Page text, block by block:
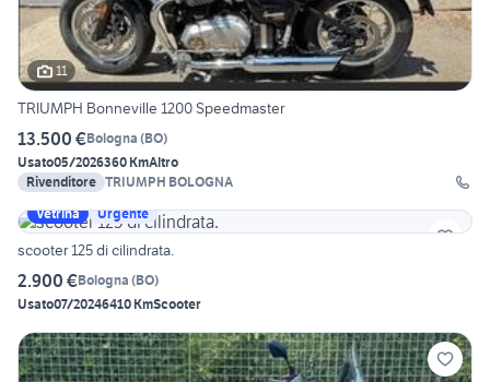
11
TRIUMPH Bonneville 1200 Speedmaster
13.500 €Bologna (BO)
Usato05/2026360 KmAltro
Rivenditore TRIUMPH BOLOGNA
Vetrina
Urgente
scooter 125 di cilindrata.
2.900 €Bologna (BO)
Usato07/20246410 KmScooter